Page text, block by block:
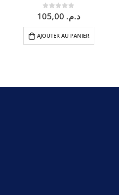
0sur 5د.م.
AJOUTER AU PANIER